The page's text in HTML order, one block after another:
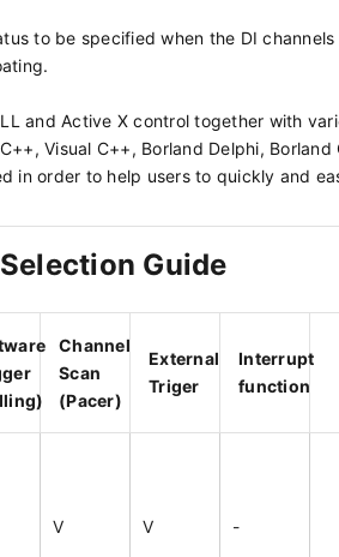
to be specified when the DI channels
and Active X control together with
Visual C++, Borland Delphi, Borland
in order to help users to quickly and
Guide
Channel
Scan
(Pacer)
External
Triger
Interrupt
function
V V -